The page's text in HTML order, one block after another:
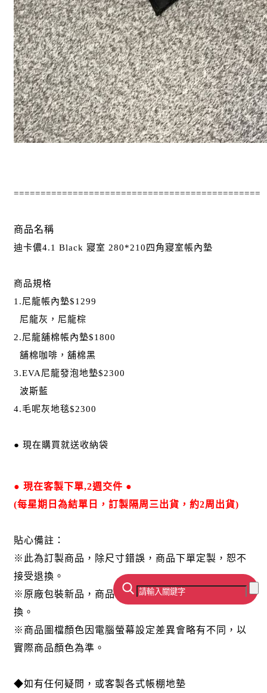
==============================================
商品名稱
迪卡儂4.1 Black 寢室 280*210四角寢室帳內墊
商品規格
1.尼龍帳內墊$1299
尼龍灰，尼龍棕
2.尼龍舖棉帳內墊$1800
舖棉咖啡，舖棉黑
3.EVA尼龍發泡地墊$2300
波斯藍
4.毛呢灰地毯$2300
● 現在購買就送收納袋
● 現在客製下單,2週交件 ●
(每星期日為結單日，訂製隔周三出貨，約2周出貨)
貼心備註：
※此為訂製商品，除尺寸錯誤，商品下單定製，恕不
接受退換。
※原廠包裝新品，商品一經拆封使用，恕不接受退
換。
※商品圖檔顏色因電腦螢幕設定差異會略有不同，以
實際商品顏色為準。
◆如有任何疑問，或客製各式帳棚地墊